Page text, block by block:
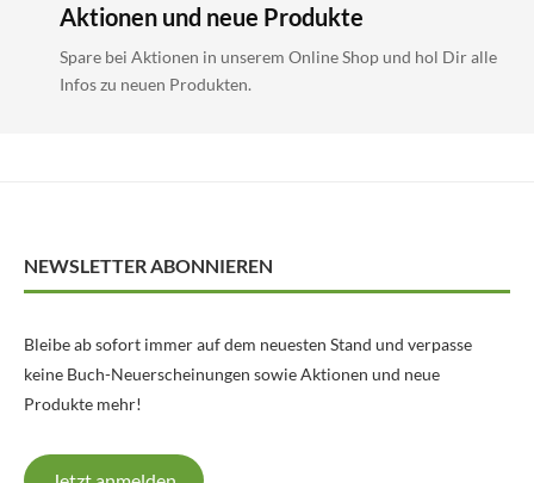
Aktionen und neue Produkte
Spare bei Aktionen in unserem Online Shop und hol Dir alle
Infos zu neuen Produkten.
NEWSLETTER ABONNIEREN
Bleibe ab sofort immer auf dem neuesten Stand und verpasse
keine Buch-Neuerscheinungen sowie Aktionen und neue
Produkte mehr!